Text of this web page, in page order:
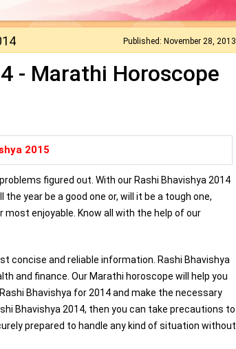
Published: November 28, 2013
- Marathi Horoscope
2015
figured out. With our Rashi Bhavishya 2014
year be a good one or, will it be a tough one,
enjoyable. Know all with the help of our
concise and reliable information. Rashi Bhavishya
and finance. Our Marathi horoscope will help you
Bhavishya for 2014 and make the necessary
Bhavishya 2014, then you can take precautions to
prepared to handle any kind of situation without